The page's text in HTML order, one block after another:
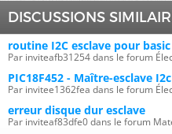
DISCUSSIONS
routine I2C esclave pour
Par inviteafb31254 dans le forum
PIC18F452 - Maître-esclave I2c
Par invitee1362fea dans le forum
erreur disque dur esclave
Par inviteaf83dfe0 dans le forum